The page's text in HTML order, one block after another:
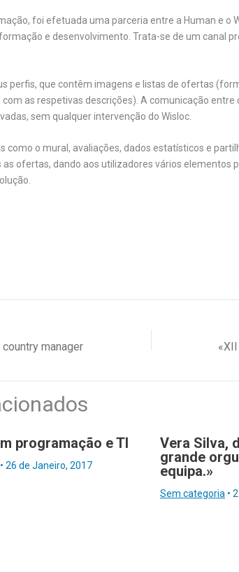
foi efetuada uma parceria entre a Human e o
e desenvolvimento. Trata-se de um canal
perfis, que contêm imagens e listas de ofertas
as respetivas descrições). A comunicação
sem qualquer intervenção do Wisloc.
como o mural, avaliações, dados estatísticos e
ofertas, dando aos utilizadores vários elementos
manager
programação e TI
• 26 de Janeiro, 2017
Vera Silva,
grande
equipa.»
Sem categoria •